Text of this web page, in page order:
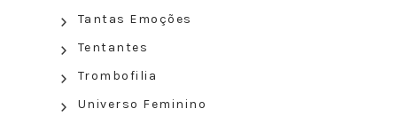
Tantas Emoções
Tentantes
Trombofilia
Universo Feminino